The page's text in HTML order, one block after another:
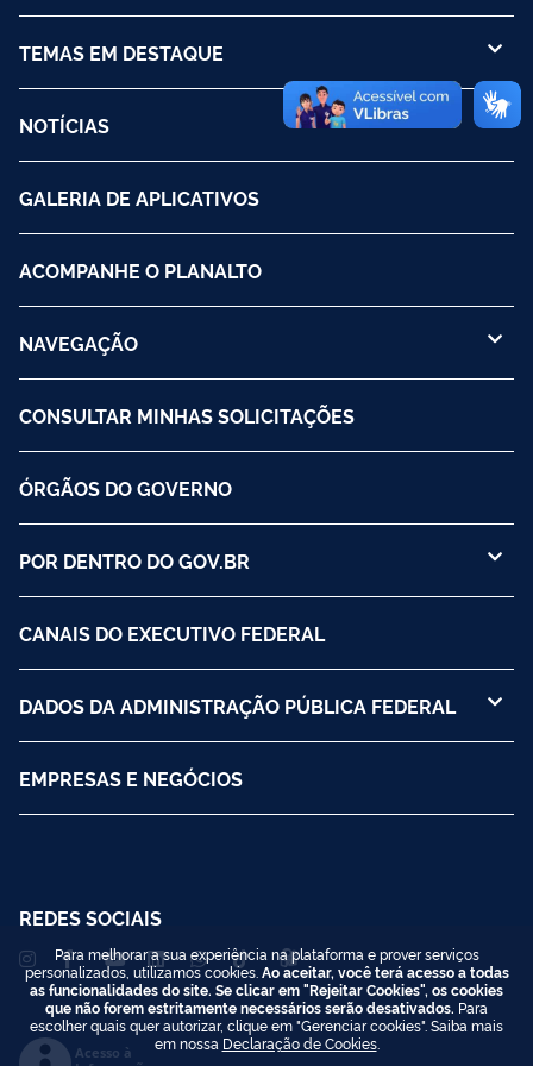
TEMAS EM DESTAQUE
NOTÍCIAS
GALERIA DE APLICATIVOS
ACOMPANHE O PLANALTO
NAVEGAÇÃO
CONSULTAR MINHAS SOLICITAÇÕES
ÓRGÃOS DO GOVERNO
POR DENTRO DO GOV.BR
CANAIS DO EXECUTIVO FEDERAL
DADOS DA ADMINISTRAÇÃO PÚBLICA FEDERAL
EMPRESAS E NEGÓCIOS
REDES SOCIAIS
Acesso à
Para melhorar a sua experiência na plataforma e prover serviços
personalizados, utilizamos cookies. Ao aceitar, você terá acesso a todas
as funcionalidades do site. Se clicar em "Rejeitar Cookies", os cookies
que não forem estritamente necessários serão desativados. Para
escolher quais quer autorizar, clique em "Gerenciar cookies". Saiba mais
em nossa Declaração de Cookies.